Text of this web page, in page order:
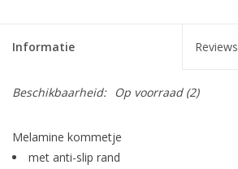
Informatie Reviews
Beschikbaarheid: Op voorraad(2)
Melamine kommetje
met anti-slip rand